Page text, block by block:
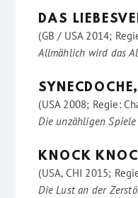
DAS
(GB / USA 2014;
Allmählich wird das
(USA 2008; Regie:
Die unzähligen Spiele
KNOCK
(USA, CHI 2015;
Die Lust an der